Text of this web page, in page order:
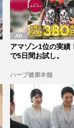
アマゾン1位の実績
で5日間お試し。
ハーブ健康本舗